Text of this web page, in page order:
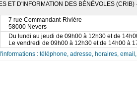
ET D'INFORMATION DES BÉNÉVOLES
7 rue Commandant-Rivière
58000 Nevers
Du lundi au jeudi de 09h00 à 12h30 et de
Le vendredi de 09h00 à 12h30 et de 14h00 à
: téléphone, adresse, horaires,